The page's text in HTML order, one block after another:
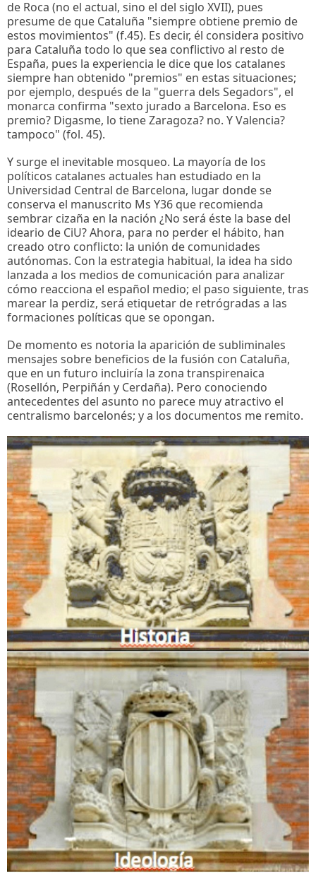
de Roca (no el actual, sino el del siglo XVII), pues
presume de que Cataluña "siempre obtiene premio de
estos movimientos" (f.45). Es decir, él considera positivo
para Cataluña todo lo que sea conflictivo al resto de
España, pues la experiencia le dice que los catalanes
siempre han obtenido "premios" en estas situaciones;
por ejemplo, después de la "guerra dels Segadors", el
monarca confirma "sexto jurado a Barcelona. Eso es
premio? Digasme, lo tiene Zaragoza? no. Y Valencia?
tampoco" (fol. 45).
Y surge el inevitable mosqueo. La mayoría de los
políticos catalanes actuales han estudiado en la
Universidad Central de Barcelona, lugar donde se
conserva el manuscrito Ms Y36 que recomienda
sembrar cizaña en la nación ¿No será éste la base del
ideario de CiU? Ahora, para no perder el hábito, han
creado otro conflicto: la unión de comunidades
autónomas. Con la estrategia habitual, la idea ha sido
lanzada a los medios de comunicación para analizar
cómo reacciona el español medio; el paso siguiente, tras
marear la perdiz, será etiquetar de retrógradas a las
formaciones políticas que se opongan.
De momento es notoria la aparición de subliminales
mensajes sobre beneficios de la fusión con Cataluña,
que en un futuro incluiría la zona transpirenaica
(Rosellón, Perpiñán y Cerdaña). Pero conociendo
antecedentes del asunto no parece muy atractivo el
centralismo barcelonés; y a los documentos me remito.